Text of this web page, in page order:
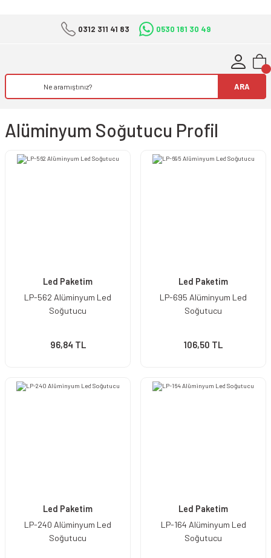
0312 311 41 83 0530 181 30 49
ARA
Alüminyum Soğutucu Profil
Led Paketim
LP-562 Alüminyum Led
Soğutucu
96,84 TL
Led Paketim
LP-695 Alüminyum Led
Soğutucu
106,50 TL
Led Paketim
LP-240 Alüminyum Led
Soğutucu
Led Paketim
LP-164 Alüminyum Led
Soğutucu